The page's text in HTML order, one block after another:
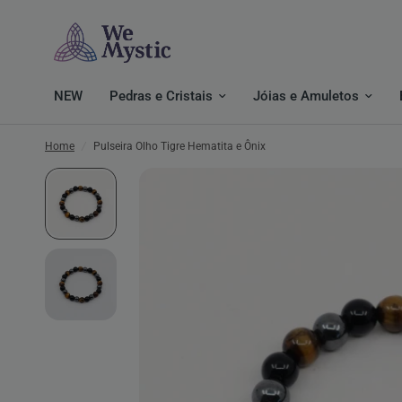
NEW Pedras e Cristais Jóias e Amuletos
Home Pulseira Olho Tigre Hematita e Ônix